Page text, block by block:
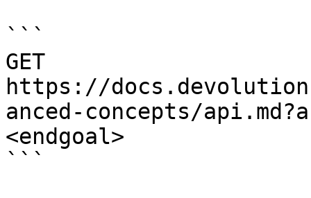
```
GET
https://
anced-concepts/
<endgoal>
```